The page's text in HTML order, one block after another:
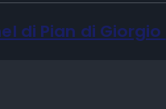
di Pian di Giorgio